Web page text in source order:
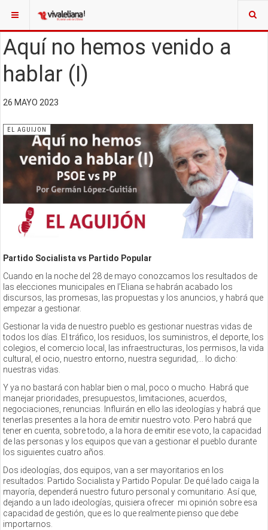
Aquí no hemos venido a
hablar (I)
26 MAYO 2023
EL AGUIJON
Partido Socialista vs Partido Popular
Cuando en la noche del 28 de mayo conozcamos los resultados de
las elecciones municipales en l’Eliana se habrán acabado los
discursos, las promesas, las propuestas y los anuncios, y habrá que
empezar a gestionar.
Gestionar la vida de nuestro pueblo es gestionar nuestras vidas de
todos los días. El tráfico, los residuos, los suministros, el deporte, los
colegios, el comercio local, las infraestructuras, los permisos, la vida
cultural, el ocio, nuestro entorno, nuestra seguridad,… lo dicho:
nuestras vidas.
Y ya no bastará con hablar bien o mal, poco o mucho. Habrá que
manejar prioridades, presupuestos, limitaciones, acuerdos,
negociaciones, renuncias. Influirán en ello las ideologías y habrá que
tenerlas presentes a la hora de emitir nuestro voto. Pero habrá que
tener en cuenta, sobre todo, a la hora de emitir ese voto, la capacidad
de las personas y los equipos que van a gestionar el pueblo durante
los siguientes cuatro años.
Dos ideologías, dos equipos, van a ser mayoritarios en los
resultados: Partido Socialista y Partido Popular. De qué lado caiga la
mayoría, dependerá nuestro futuro personal y comunitario. Así que,
dejando a un lado ideologías, quisiera ofrecer mi opinión sobre esa
capacidad de gestión, que es lo que realmente pienso que debe
importarnos.